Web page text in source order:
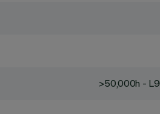
>50,000h -